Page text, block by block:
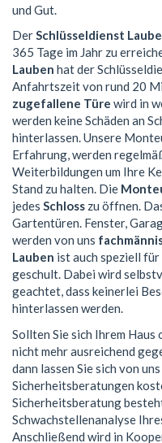
und Gut.
DerSchlüsseldienst
365 Tage im Jahr zu
Lauben hat der
Anfahrtszeit von rund 20
zugefallene Türe wird in
werden keine Schäden an
hinterlassen. Unsere
Erfahrung, werden
Weiterbildungen um Ihre
Stand zu halten. Die
jedes Schloss zu öffnen.
Gartentüren. Fenster,
werden von uns
Lauben ist auch speziell
geschult. Dabei wird
geachtet, dass keinerlei
hinterlassen werden.
Sollten Sie sich Ihrem
nicht mehr ausreichend
dann lassen Sie sich von
Sicherheitsberatungen
Sicherheitsberatung
Schwachstellenanalyse
Anschließend wird in